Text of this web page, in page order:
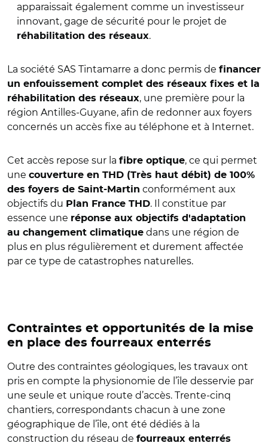
apparaissait également comme un investisseur
innovant, gage de sécurité pour le projet de
réhabilitation des réseaux.
La société SAS Tintamarre a donc permis de financer
un enfouissement complet des réseaux fixes et la
réhabilitation des réseaux, une première pour la
région Antilles-Guyane, afin de redonner aux foyers
concernés un accès fixe au téléphone et à Internet.
Cet accès repose sur la fibre optique, ce qui permet
une couverture en THD (Très haut débit) de 100%
des foyers de Saint-Martin conformément aux
objectifs du Plan France THD. Il constitue par
essence une réponse aux objectifs d'adaptation
au changement climatique dans une région de
plus en plus régulièrement et durement affectée
par ce type de catastrophes naturelles.
Contraintes et opportunités de la mise
en place des fourreaux enterrés
Outre des contraintes géologiques, les travaux ont
pris en compte la physionomie de l’île desservie par
une seule et unique route d’accès. Trente-cinq
chantiers, correspondants chacun à une zone
géographique de l’île, ont été dédiés à la
construction du réseau de fourreaux enterrés